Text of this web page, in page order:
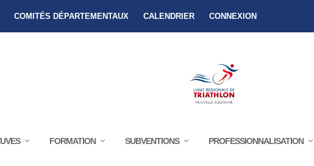
COMITÉS DÉPARTEMENTAUX CALENDRIER CONNEXION
FORMATION SUBVENTIONS PROFESSIONNALISATION